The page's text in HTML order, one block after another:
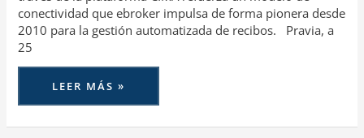
conectividad que ebroker impulsa de forma pionera desde
2010 para la gestión automatizada de recibos. Pravia, a
25
LEER MÁS »